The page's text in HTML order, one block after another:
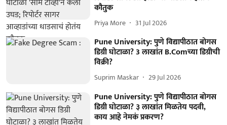
कौतुक
Priya More 31 Jul 2026
Pune University: पुणे विद्यापीठात बोगस
डिग्री घोटाळा? 3 लाखांत B.Comच्या डिग्रीची
विक्री?
Suprim Maskar 29 Jul 2026
Pune University: पुणे विद्यापीठात बोगस
डिग्री घोटाळा? ३ लाखांत मिळतेय पदवी,
काय आहे नेमकं प्रकरण?